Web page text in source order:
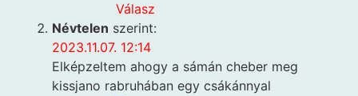
Válasz
Névtelen szerint:
2023.11.07. 12:14
Elképzeltem ahogy a sámán cheber meg
kissjano rabruhában egy csákánnyal